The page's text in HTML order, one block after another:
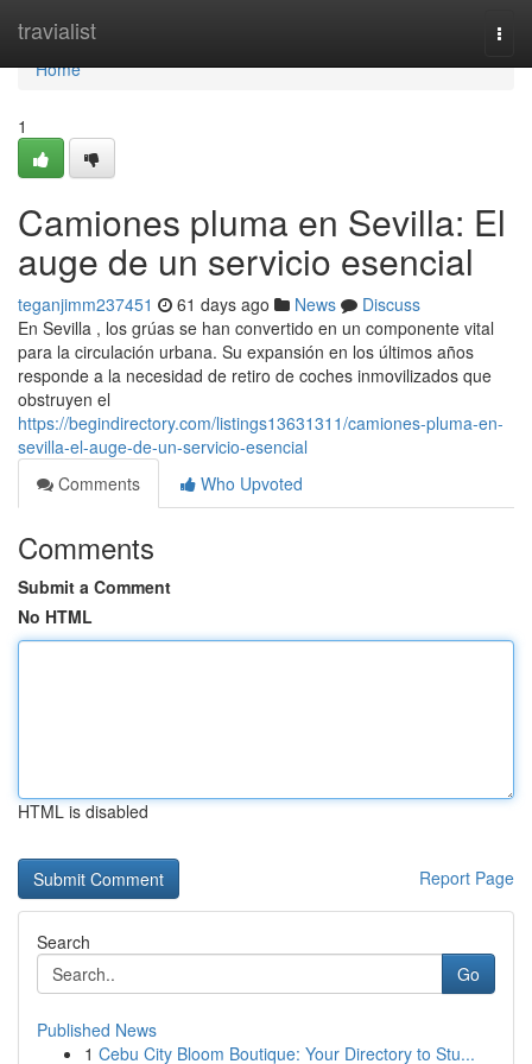
travialist
Home
Home
1
Camiones pluma en Sevilla: El
auge de un servicio esencial
teganjimm237451 61 days ago News
Discuss
En Sevilla , los grúas se han convertido en un componente vital
para la circulación urbana. Su expansión en los últimos años
responde a la necesidad de retiro de coches inmovilizados que
obstruyen el
https://begindirectory.com/listings13631311/camiones-pluma-en-
sevilla-el-auge-de-un-servicio-esencial
Comments
Who Upvoted
Comments
Submit a Comment
No HTML
HTML is disabled
Report Page
Search
Go
Published News
1 Cebu City Bloom Boutique: Your Directory to Stu...